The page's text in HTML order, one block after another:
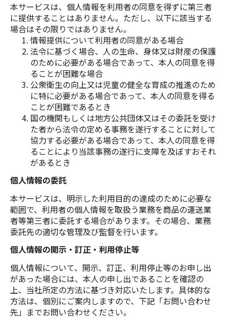
本サービスは、個人情報を利用者の同意を得ずに第三者
に提供することはありません。ただし、以下に該当する
場合はその限りではありません。
情報提供について利用者の同意がある場合
法令に基づく場合、人の生命、身体又は財産の保護
のために必要がある場合であって、本人の同意を得
ることが困難な場合
公衆衛生の向上又は児童の健全な育成の推進のため
に特に必要がある場合であって、本人の同意を得る
ことが困難であるとき
国の機関もしくは地方公共団体又はその委託を受け
た者から法令の定める事務を遂行することに対して
協力する必要がある場合であって、本人の同意を得
ることにより当該事務の遂行に支障を及ぼすおそれ
があるとき
個人情報の委託
本サービスは、明示した利用目的の達成のために必要な
範囲で、利用者の個人情報を取扱う業務を商品の運送業
者等第三者に委託する場合があります。その場合、業務
委託先の適切な管理及び監督を行います。
個人情報の開示・訂正・利用停止等
個人情報について、開示、訂正、利用停止等のお申し出
があった場合には、本人の申し出であることを確認の
上、当社所定の方法に基づき対応いたします。具体的な
方法は、個別にご案内しますので、下記「お問い合わせ
先」までお問い合わせください。